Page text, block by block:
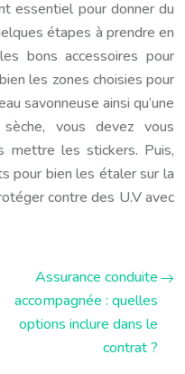
essentiel pour donner du
étapes à prendre en
bons accessoires pour
les zones choisies pour
savonneuse ainsi qu’une
vous devez vous
mettre les stickers. Puis,
pour bien les étaler sur la
contre des U.V avec
Assurance conduite
accompagnée : quelles
options inclure dans le
contrat ?